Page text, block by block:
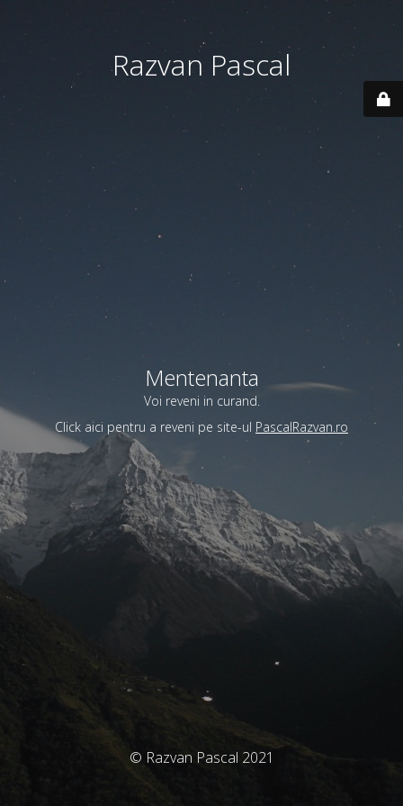
Razvan Pascal
Mentenanta
Voi reveni in curand.
Click aici pentru a reveni pe site-ul PascalRazvan.ro
© Razvan Pascal 2021